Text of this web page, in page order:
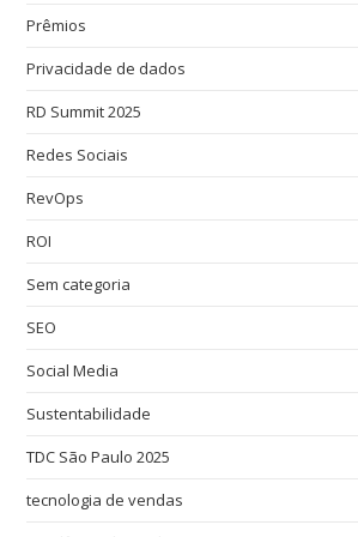
Prêmios
Privacidade de dados
RD Summit 2025
Redes Sociais
RevOps
ROI
Sem categoria
SEO
Social Media
Sustentabilidade
TDC São Paulo 2025
tecnologia de vendas